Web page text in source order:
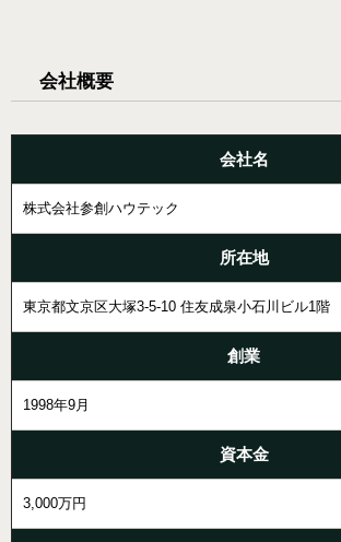
会社概要
会社名
株式会社参創ハウテック
所在地
東京都文京区大塚3-5-10 住友成泉小石川ビル1階
創業
1998年9月
資本金
3,000万円